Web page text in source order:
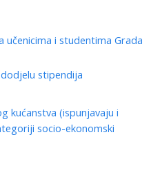
i studentima Grada
stipendija
kućanstva (ispunjavaju i
socio-ekonomski